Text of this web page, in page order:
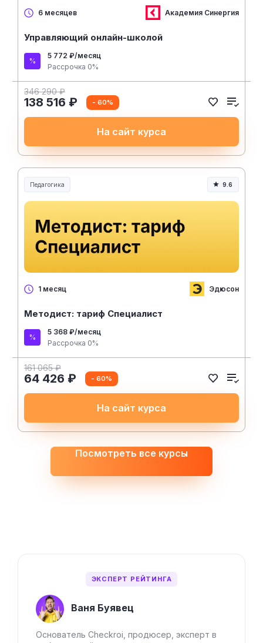
ЭКСПЕРТ РЕЙТИНГА
Ваня Буявец
Основатель Checkroi, продюсер, эксперт в
6 месяцев Академия Синергия
Управляющий онлайн-школой
5 772 ₽/месяц
Рассрочка 0%
346 290 ₽
138 516 ₽ - 60%
На сайт курса
Педагогика
Образование и педагогика
9.6
1 месяц Эдюсон
Методист: тариф Специалист
5 368 ₽/месяц
Рассрочка 0%
161 065 ₽
64 426 ₽ - 60%
На сайт курса
Посмотреть все курсы